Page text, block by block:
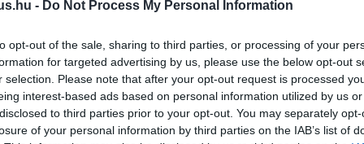
- Do Not Process My Personal Information
opt-out of the sale, sharing to third parties, or processing of your
for targeted advertising by us, please use the below opt-out
selection. Please note that after your opt-out request is processed
interest-based ads based on personal information utilized by us
to third parties prior to your opt-out. You may separately
of your personal information by third parties on the IAB’s list of